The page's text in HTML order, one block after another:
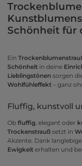
Schönheit für
Ein
Schönheit in deine
Lieblingstönen sorgen
Wohlfühleffekt – ganz
Fluffig, kunstvoll
Ob fluffig, elegant oder
Trockenstrauß setzt in
Akzente. Dank
Ewigkeit erhalten und